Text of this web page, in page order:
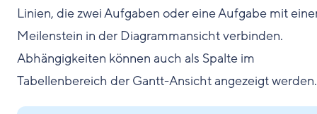
Linien, die zwei Aufgaben oder eine Aufgabe mit
Meilenstein in der Diagrammansicht verbinden.
Abhängigkeiten können auch als Spalte im
Tabellenbereich der Gantt-Ansicht angezeigt werden.